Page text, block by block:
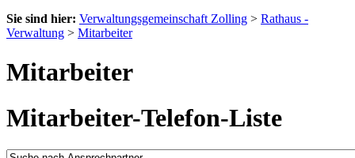
Sie sind hier: Verwaltungsgemeinschaft Zolling > Rathaus -
Verwaltung > Mitarbeiter
Mitarbeiter
Mitarbeiter-Telefon-Liste